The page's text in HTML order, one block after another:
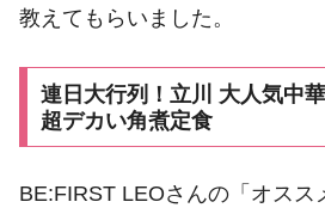
教えてもらいました。
連日大行列！立川 大人気中
超デカい角煮定食
BE:FIRST LEOさんの「オスス